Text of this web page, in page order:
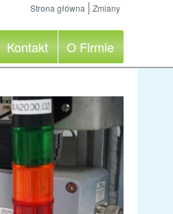
Strona główna Zmiany
Kontakt O Firmie